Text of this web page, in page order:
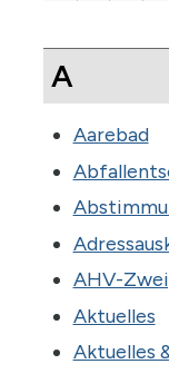
A
Aarebad
AHV-
Aktuelles
Aktuelles